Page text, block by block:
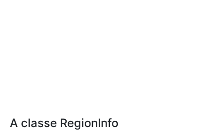
A classe RegionInfo